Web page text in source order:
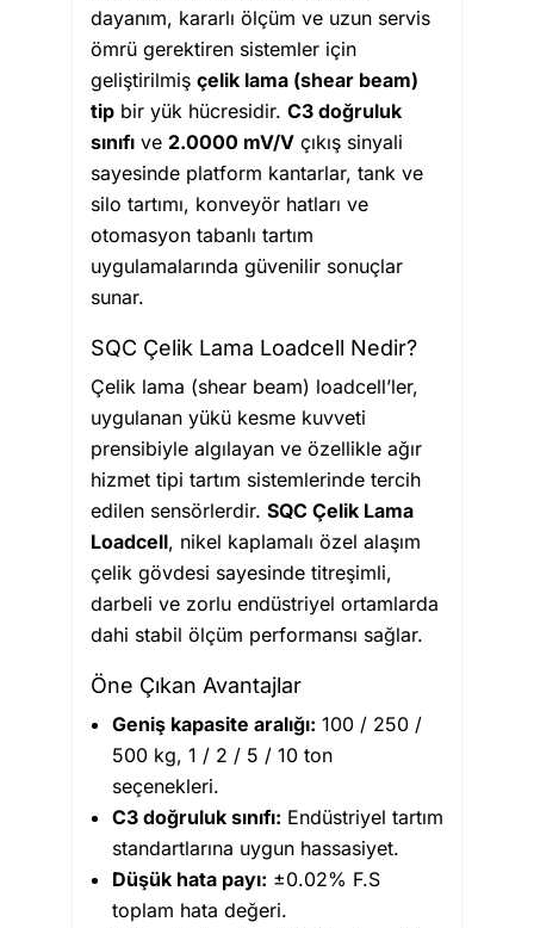
dayanım, kararlı ölçüm ve uzun servis
ömrü gerektiren sistemler için
geliştirilmiş çelik lama (shear beam)
tipbir yük hücresidir. C3 doğruluk
sınıfıve 2.0000 mV/Vçıkış sinyali
sayesinde platform kantarlar, tank ve
silo tartımı, konveyör hatları ve
otomasyon tabanlı tartım
uygulamalarında güvenilir sonuçlar
sunar.
SQC Çelik Lama Loadcell Nedir?
Çelik lama (shear beam) loadcell’ler,
uygulanan yükü kesme kuvveti
prensibiyle algılayan ve özellikle ağır
hizmet tipi tartım sistemlerinde tercih
edilen sensörlerdir. SQC Çelik Lama
Loadcell, nikel kaplamalı özel alaşım
çelik gövdesi sayesinde titreşimli,
darbeli ve zorlu endüstriyel ortamlarda
dahi stabil ölçüm performansı sağlar.
Öne Çıkan Avantajlar
Geniş kapasite aralığı: 100 / 250 /
500 kg, 1 / 2 / 5 / 10 ton
seçenekleri.
C3 doğruluk sınıfı: Endüstriyel tartım
standartlarına uygun hassasiyet.
Düşük hata payı: ±0.02% F.S
toplam hata değeri.